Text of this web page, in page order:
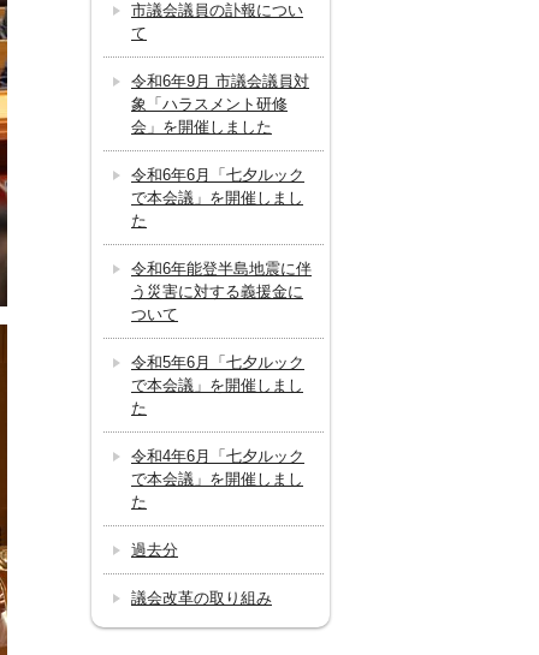
市議会議員の訃報につい
て
令和6年9月 市議会議員対
象「ハラスメント研修
会」を開催しました
令和6年6月「七夕ルック
で本会議」を開催しまし
た
令和6年能登半島地震に伴
う災害に対する義援金に
ついて
令和5年6月「七夕ルック
で本会議」を開催しまし
た
令和4年6月「七夕ルック
で本会議」を開催しまし
た
過去分
議会改革の取り組み